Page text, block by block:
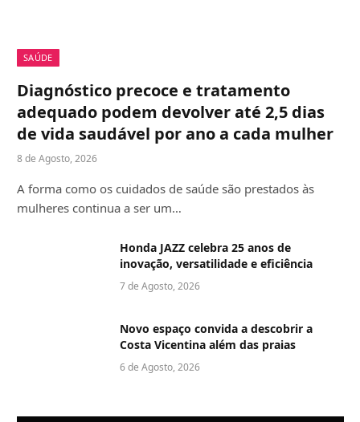
SAÚDE
Diagnóstico precoce e tratamento
adequado podem devolver até 2,5 dias
de vida saudável por ano a cada mulher
8 de Agosto, 2026
A forma como os cuidados de saúde são prestados às
mulheres continua a ser um…
Honda JAZZ celebra 25 anos de
inovação, versatilidade e eficiência
7 de Agosto, 2026
Novo espaço convida a descobrir a
Costa Vicentina além das praias
6 de Agosto, 2026